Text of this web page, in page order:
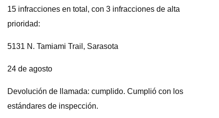
15 infracciones en total, con 3 infracciones de alta
prioridad:
5131 N. Tamiami Trail, Sarasota
24 de agosto
Devolución de llamada: cumplido. Cumplió con los
estándares de inspección.